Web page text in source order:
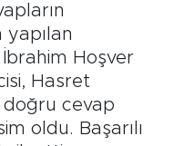
yapılan
Hoşver
Hasret
cevap
oldu. Başarılı